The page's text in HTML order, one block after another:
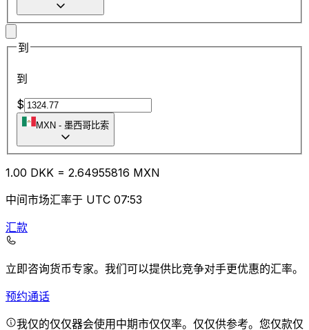
到
到
$
MXN - 墨西哥比索
1.00 DKK = 2.64955816 MXN
中间市场汇率于 UTC 07:53
汇款
立即咨询货币专家。 我们可以提供比竞争对手更优惠的汇率。
预约通话
我仅的仅仅器会使用中期市仅仅率。仅仅供参考。您仅款仅